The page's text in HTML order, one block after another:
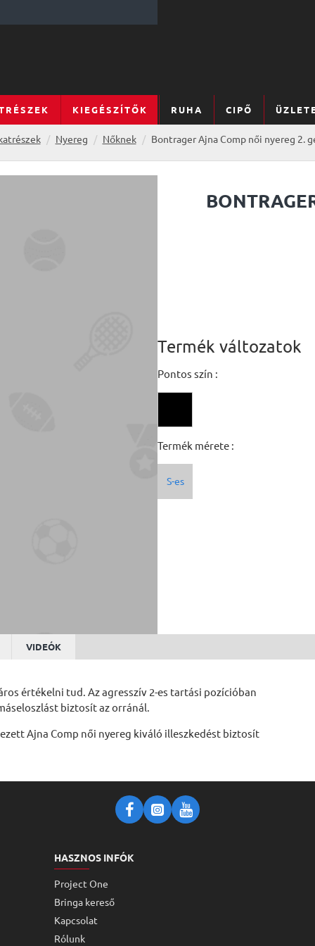
KIEGÉSZÍTŐK RUHA CIPŐ
Nyereg Nőknek Bontrager Ajna Comp női nyereg 2.
Termék változatok
Pontos szín :
Termék mérete :
S-es
VIDEÓK
értékelni tud. Az agresszív 2-es tartási pozícióban
biztosít az orránál.
Ajna Comp női nyereg kiváló illeszkedést biztosít
HASZNOS INFÓK
Project One
Bringa kereső
Kapcsolat
Rólunk